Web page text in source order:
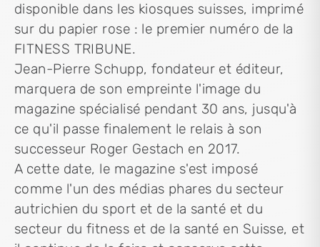
disponible dans les kiosques suisses, imprimé
sur du papier rose : le premier numéro de la
FITNESS TRIBUNE.
Jean-Pierre Schupp, fondateur et éditeur,
marquera de son empreinte l'image du
magazine spécialisé pendant 30 ans, jusqu'à
ce qu'il passe finalement le relais à son
successeur Roger Gestach en 2017.
A cette date, le magazine s'est imposé
comme l'un des médias phares du secteur
autrichien du sport et de la santé et du
secteur du fitness et de la santé en Suisse, et